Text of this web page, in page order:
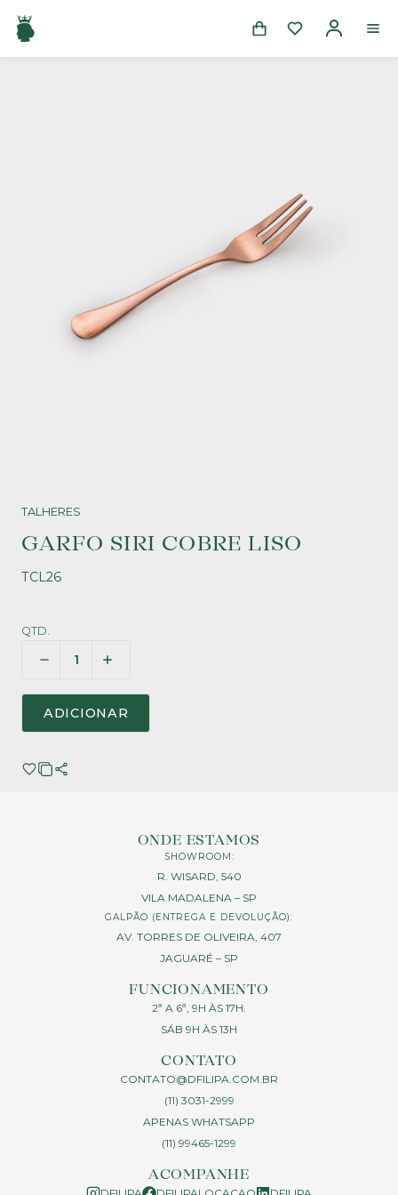
TALHERES
GARFO SIRI COBRE LISO
TCL26
QTD.
ADICIONAR
ONDE ESTAMOS
SHOWROOM:
R. WISARD, 540
VILA MADALENA – SP
GALPÃO (ENTREGA E DEVOLUÇÃO):
AV. TORRES DE OLIVEIRA, 407
JAGUARÉ – SP
FUNCIONAMENTO
2ª A 6ª, 9H ÀS 17H.
SÁB 9H ÀS 13H
CONTATO
CONTATO@DFILIPA.COM.BR
(11) 3031-2999
APENAS WHATSAPP
(11) 99465-1299
ACOMPANHE